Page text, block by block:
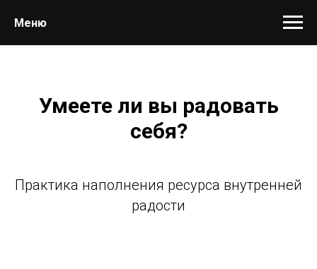
Меню
Умеете ли вы радовать
себя?
Практика наполнения ресурса внутренней
радости